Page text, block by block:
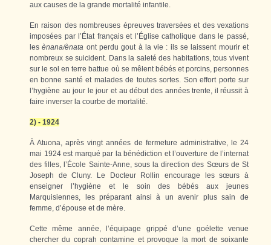
aux causes de la grande mortalité infantile.
En raison des nombreuses épreuves traversées et des vexations
imposées par l’État français et l’Église catholique dans le passé,
lesènana/ènata ont perdu gout à la vie : ils se laissent mourir et
nombreux se suicident. Dans la saleté des habitations, tous vivent
sur le sol en terre battue où se mêlent bébés et porcins, personnes
en bonne santé et malades de toutes sortes. Son effort porte sur
l’hygiène au jour le jour et au début des années trente, il réussit à
faire inverser la courbe de mortalité.
2) - 1924
À Atuona, après vingt années de fermeture administrative, le 24
mai 1924 est marqué par la bénédiction et l’ouverture de l’internat
des filles, l’École Sainte-Anne, sous la direction des Sœurs de St
Joseph de Cluny. Le Docteur Rollin encourage les sœurs à
enseigner l’hygiène et le soin des bébés aux jeunes
Marquisiennes, les préparant ainsi à un avenir plus sain de
femme, d’épouse et de mère.
Cette même année, l’équipage grippé d’une goélette venue
chercher du coprah contamine et provoque la mort de soixante